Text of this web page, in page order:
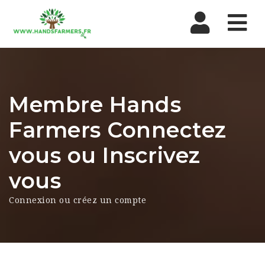
Membre Hands
Farmers Connectez
vous ou Inscrivez
vous
Connexion ou créez un compte